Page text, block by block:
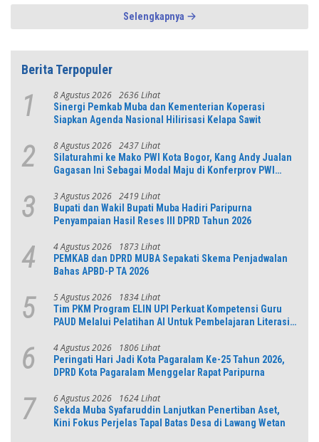
Selengkapnya
Berita Terpopuler
1 8 Agustus 2026 2636 Lihat
Sinergi Pemkab Muba dan Kementerian Koperasi
Siapkan Agenda Nasional Hilirisasi Kelapa Sawit
2 8 Agustus 2026 2437 Lihat
Silaturahmi ke Mako PWI Kota Bogor, Kang Andy Jualan
Gagasan Ini Sebagai Modal Maju di Konferprov PWI
3 3 Agustus 2026 2419 Lihat
Bupati dan Wakil Bupati Muba Hadiri Paripurna
Penyampaian Hasil Reses III DPRD Tahun 2026
4 4 Agustus 2026 1873 Lihat
PEMKAB dan DPRD MUBA Sepakati Skema Penjadwalan
Bahas APBD-P TA 2026
5 5 Agustus 2026 1834 Lihat
Tim PKM Program ELIN UPI Perkuat Kompetensi Guru
PAUD Melalui Pelatihan AI Untuk Pembelajaran Literasi
6 4 Agustus 2026 1806 Lihat
Peringati Hari Jadi Kota Pagaralam Ke-25 Tahun 2026,
DPRD Kota Pagaralam Menggelar Rapat Paripurna
7 6 Agustus 2026 1624 Lihat
Sekda Muba Syafaruddin Lanjutkan Penertiban Aset,
Kini Fokus Perjelas Tapal Batas Desa di Lawang Wetan